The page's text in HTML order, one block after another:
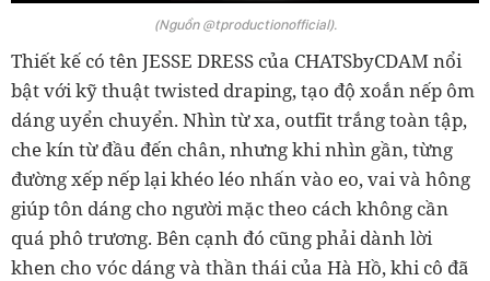
(Nguồn @tproductionofficial).
Thiết kế có tên JESSE DRESS của CHATSbyCDAM nổi
bật với kỹ thuật twisted draping, tạo độ xoắn nếp ôm
dáng uyển chuyển. Nhìn từ xa, outfit trắng toàn tập,
che kín từ đầu đến chân, nhưng khi nhìn gần, từng
đường xếp nếp lại khéo léo nhấn vào eo, vai và hông
giúp tôn dáng cho người mặc theo cách không cần
quá phô trương. Bên cạnh đó cũng phải dành lời
khen cho vóc dáng và thần thái của Hà Hồ, khi cô đã